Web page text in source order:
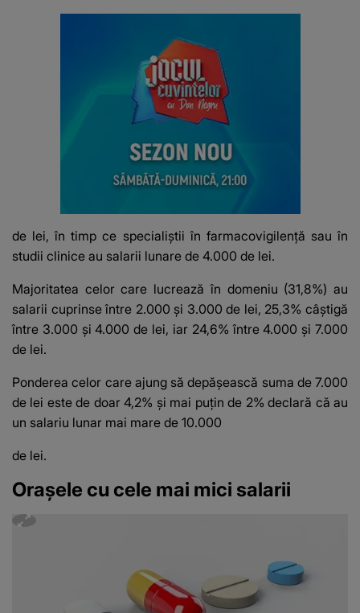
de lei, în timp ce specialiştii în farmacovigilenţă sau în
studii clinice au salarii lunare de 4.000 de lei.
Majoritatea celor care lucrează în domeniu (31,8%) au
salarii cuprinse între 2.000 şi 3.000 de lei, 25,3% câştigă
între 3.000 şi 4.000 de lei, iar 24,6% între 4.000 şi 7.000
de lei.
Ponderea celor care ajung să depăşească suma de 7.000
de lei este de doar 4,2% şi mai puţin de 2% declară că au
un salariu lunar mai mare de 10.000
de lei.
Orașele cu cele mai mici salarii